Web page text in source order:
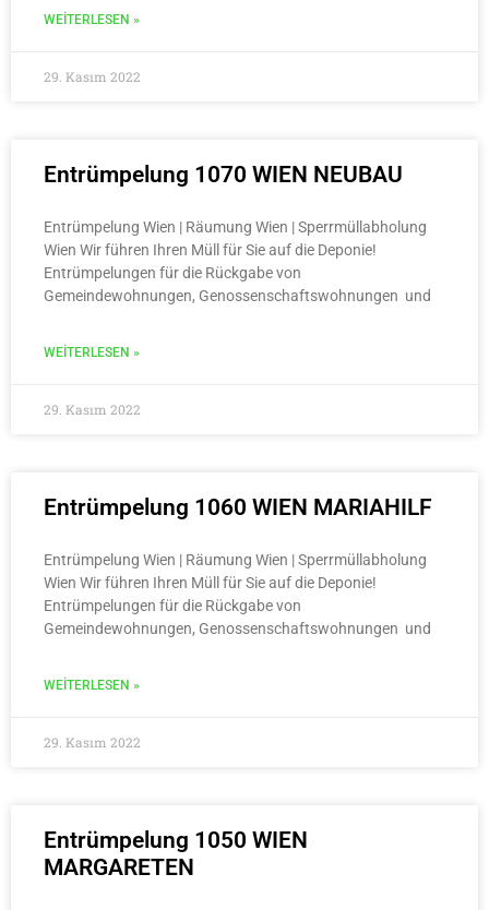
WEITERLESEN »
29. Kasım 2022
Entrümpelung 1070 WIEN NEUBAU
Entrümpelung Wien | Räumung Wien | Sperrmüllabholung
Wien Wir führen Ihren Müll für Sie auf die Deponie!
Entrümpelungen für die Rückgabe von
Gemeindewohnungen, Genossenschaftswohnungen und
WEITERLESEN »
29. Kasım 2022
Entrümpelung 1060 WIEN MARIAHILF
Entrümpelung Wien | Räumung Wien | Sperrmüllabholung
Wien Wir führen Ihren Müll für Sie auf die Deponie!
Entrümpelungen für die Rückgabe von
Gemeindewohnungen, Genossenschaftswohnungen und
WEITERLESEN »
29. Kasım 2022
Entrümpelung 1050 WIEN
MARGARETEN